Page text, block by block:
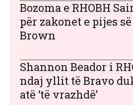
Bozoma e RHOBH
për zakonet e pijes
Brown
Shannon Beador i
ndaj yllit të Bravo
atë ‘të vrazhdë’